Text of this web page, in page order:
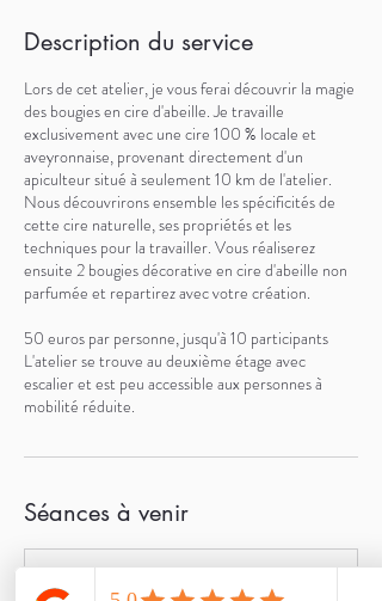
Description du service
Lors de cet atelier, je vous ferai découvrir la magie
des bougies en cire d'abeille. Je travaille
exclusivement avec une cire 100 % locale et
aveyronnaise, provenant directement d'un
apiculteur situé à seulement 10 km de l'atelier.
Nous découvrirons ensemble les spécificités de
cette cire naturelle, ses propriétés et les
techniques pour la travailler. Vous réaliserez
ensuite 2 bougies décorative en cire d'abeille non
parfumée et repartirez avec votre création.
50 euros par personne, jusqu'à 10 participants
L'atelier se trouve au deuxième étage avec
escalier et est peu accessible aux personnes à
mobilité réduite.
Séances à venir